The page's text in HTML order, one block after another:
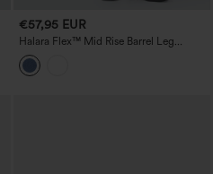
€57,95 EUR
Halara Flex™ Mid Rise Barrel Leg
Gewaschene Casual Jeans mit Taschen